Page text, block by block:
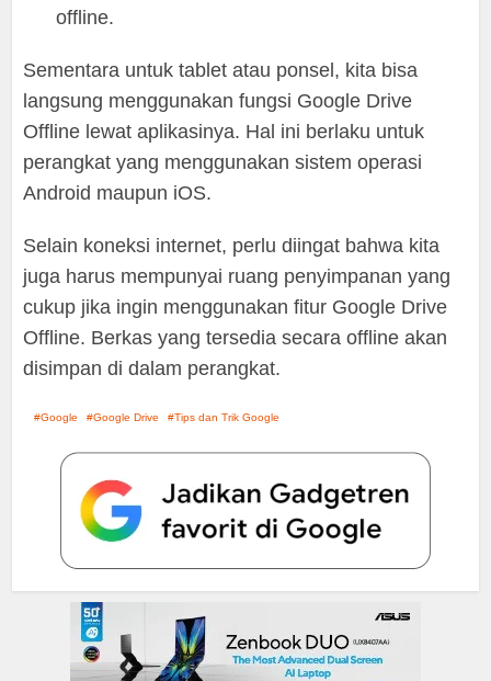
offline.
Sementara untuk tablet atau ponsel, kita bisa
langsung menggunakan fungsi Google Drive
Offline lewat aplikasinya. Hal ini berlaku untuk
perangkat yang menggunakan sistem operasi
Android maupun iOS.
Selain koneksi internet, perlu diingat bahwa kita
juga harus mempunyai ruang penyimpanan yang
cukup jika ingin menggunakan fitur Google Drive
Offline. Berkas yang tersedia secara offline akan
disimpan di dalam perangkat.
Google Google Drive Tips dan Trik Google